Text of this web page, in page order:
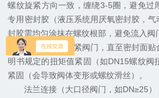
螺纹旋紧方向一致，缠绕3-5圈，避免过
专用密封胶（液压系统用厌氧密封胶，
封胶需均匀涂抹在螺纹根部，避免流入阀
用扳手缓慢旋紧阀门，直至密封面贴
明书规定的扭矩值紧固（如DN15螺纹阀
紧固（会导致阀体变形或螺纹滑丝）。
法兰连接（大口径阀门，如DN≥25）